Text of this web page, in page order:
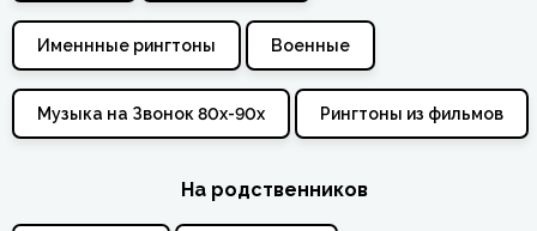
Именнные рингтоны Военные
Музыка на Звонок 80х-90х Рингтоны из фильмов
На родственников